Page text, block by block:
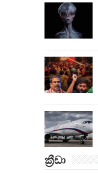
ක්‍රීඩා